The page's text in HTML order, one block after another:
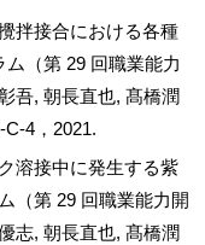
拌接合における各種
（第 29 回職業能力
吾, 朝長直也, 髙橋潤
4，2021.
溶接中に発生する紫
（第 29 回職業能力開
志, 朝長直也, 髙橋潤